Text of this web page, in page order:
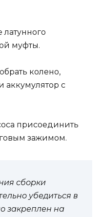
муфты.
колено,
аккумулятор с
присоединить
зажимом.
сборки
убедиться в
закреплен на